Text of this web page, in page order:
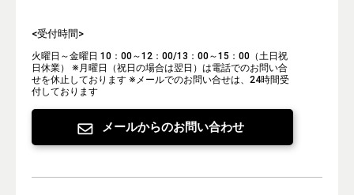
<受付時間>
火曜日～金曜日 10：00～12：00/13：00～15：00（土日祝
日休業）
※月曜日（祝日の場合は翌日）は電話でのお問い合
せを休止しております ※メールでのお問い合せは、24時間受
付しております
メールからのお問い合わせ